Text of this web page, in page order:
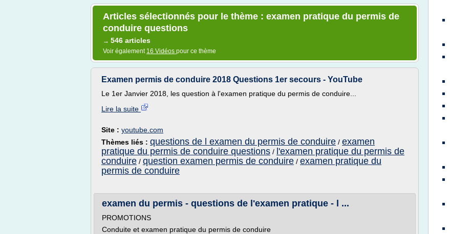
Articles sélectionnés pour le thème : examen pratique du permis de
conduire questions
→ 546 articles
Voir également 16 Vidéos pour ce thème
Examen permis de conduire 2018 Questions 1er secours - YouTube
Le 1er Janvier 2018, les question à l'examen pratique du permis de conduire...
Lire la suite
Site : youtube.com
Thèmes liés : questions de l examen du permis de conduire / examen
pratique du permis de conduire questions / l'examen pratique du permis de
conduire / question examen permis de conduire / examen pratique du
permis de conduire
examen du permis - questions de l'examen pratique - l ...
PROMOTIONS
Conduite et examen pratique du permis de conduire